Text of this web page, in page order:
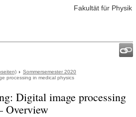
Fakultät für Physik
Sommersemester 2020
processing in medical physics
Digital image processing
Overview